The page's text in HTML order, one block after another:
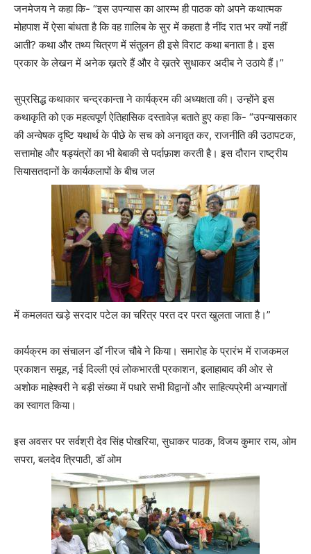
जनमेजय ने कहा कि- “इस उपन्यास का आरम्भ ही पाठक को अपने कथात्मक
मोहपाश में ऐसा बांधता है कि वह ग़ालिब के सुर में कहता है नींद रात भर क्यों नहीं
आती? कथा और तथ्य चित्रण में संतुलन ही इसे विराट कथा बनाता है। इस
प्रकार के लेखन में अनेक ख़तरे हैं और वे ख़तरे सुधाकर अदीब ने उठाये हैं।”
सुप्रसिद्ध कथाकार चन्द्रकान्ता ने कार्यक्रम की अध्यक्षता की। उन्होंने इस
कथाकृति को एक महत्वपूर्ण ऐतिहासिक दस्तावेज़ बताते हुए कहा कि- “उपन्यासकार
की अन्वेषक दृष्टि यथार्थ के पीछे के सच को अनावृत कर, राजनीति की उठापटक,
सत्तामोह और षड्यंत्रों का भी बेबाकी से पर्दाफ़ाश करती है। इस दौरान राष्ट्रीय
सियासतदानों के कार्यकलापों के बीच जल
में कमलवत खड़े सरदार पटेल का चरित्र परत दर परत खुलता जाता है।”
कार्यक्रम का संचालन डॉ नीरज चौबे ने किया। समारोह के प्रारंभ में राजकमल
प्रकाशन समूह, नई दिल्ली एवं लोकभारती प्रकाशन, इलाहाबाद की ओर से
अशोक माहेश्वरी ने बड़ी संख्या में पधारे सभी विद्वानों और साहित्यप्रेमी अभ्यागतों
का स्वागत किया।
इस अवसर पर सर्वश्री देव सिंह पोखरिया, सुधाकर पाठक, विजय कुमार राय, ओम
सपरा, बलदेव त्रिपाठी, डॉ ओम